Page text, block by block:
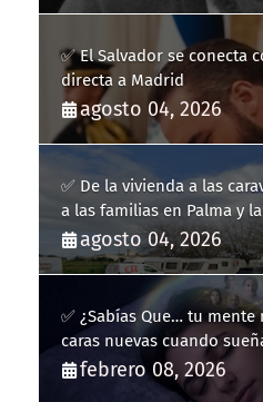
✅ El Salvador se conecta
directa a Madrid
agosto 04, 2026
✅ De la vivienda a las
a las familias en Palma y
fracaso heredado
agosto 04, 2026
✅ ¿Sabías Que… tu
caras nuevas cuando
febrero 08, 2026